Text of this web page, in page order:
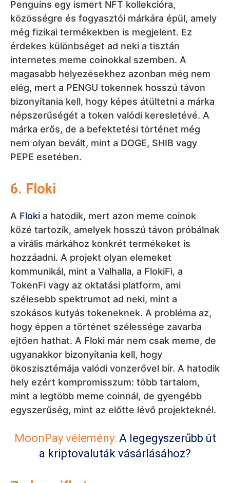
márka erős, de a befektetési történet még
nem olyan bevált, mint a DOGE, SHIB vagy
PEPE esetében.
6. Floki
AFlokia hatodik, mert azon meme coinok
közé tartozik, amelyek hosszú távon próbálnak
a virális márkához konkrét termékeket is
hozzáadni. A projekt olyan elemeket
kommunikál, mint a Valhalla, a FlokiFi, a
TokenFi vagy az oktatási platform, ami
szokásos kutyás tokeneknek. A probléma az,
ejtően hathat. A Floki már nem csak meme, de
ugyanakkor bizonyítania kell, hogy
ökoszisztémája valódi vonzerővel bír. A hatodik
hely ezért kompromisszum: több tartalom,
mint a legtöbb meme coinnál, de gyengébb
egyszerűség, mint az előtte lévő projekteknél.
MoonPay vélemény:A legegyszerűbb út
a kriptovaluták vásárlásához?
7. dogwifhat
Adogwifhata hetedik, mert a legegyszerűbb
formájában képviseli a tiszta meme-t. Fő ereje
abban rejlik, hogy nem színlel semmit —
egyszerűen csak egy sapkás kutya. Éppen ez
az abszurditás segítette neki, hogy a
legismertebb solanai meme coinok egyikévé